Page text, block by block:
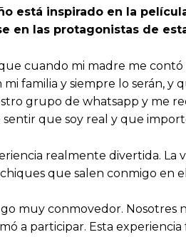
está inspirado en la
en las protagonistas de
cuando mi madre me
mi familia y siempre lo serán,
grupo de whatsapp y me
que soy real y que
realmente divertida.
que salen conmigo en
muy conmovedor. Nosotres
a participar. Esta